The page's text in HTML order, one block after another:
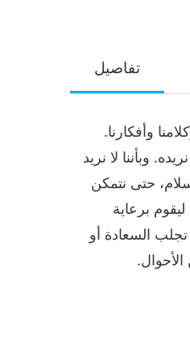
تفاصيل
وأفكارنا.
وبأننا لا نريد
حتى نتمكن
برعاية
السعادة أو